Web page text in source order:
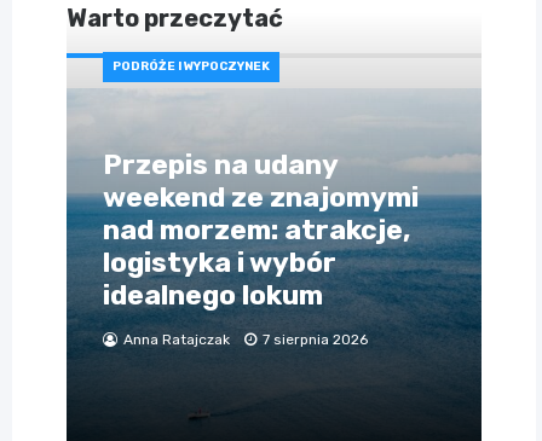
Warto przeczytać
PODRÓŻE I WYPOCZYNEK
Przepis na udany
weekend ze znajomymi
nad morzem: atrakcje,
logistyka i wybór
idealnego lokum
Anna Ratajczak 7 sierpnia 2026